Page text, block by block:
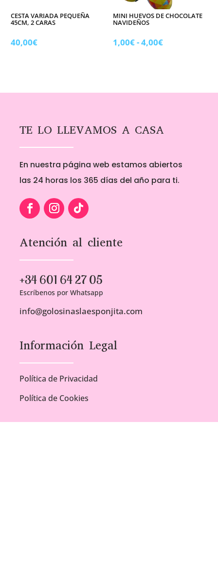
CESTA VARIADA PEQUEÑA
45CM, 2 CARAS
40,00€
MINI HUEVOS DE CHOCOLATE
NAVIDEÑOS
1,00€-4,00€Rango
1,00€
TE LO LLEVAMOS A CASA
En nuestra página web estamos abiertos
las 24 horas los 365 días del año para ti.
Atención al cliente
+34 601 64 27 05
Escríbenos por Whatsapp
info@golosinaslaesponjita.com
Información Legal
Política de Privacidad
Política de Cookies